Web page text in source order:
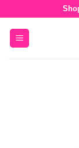
dung